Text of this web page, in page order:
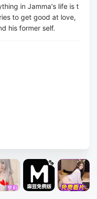
in Jamma's life is t
to get good at love,
his former self.